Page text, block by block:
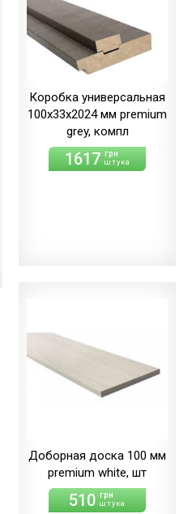
Коробка универсальная
100х33х2024 мм premium
grey, компл
1617 грн
штука
Доборная доска 100 мм
premium white, шт
510 грн
штука